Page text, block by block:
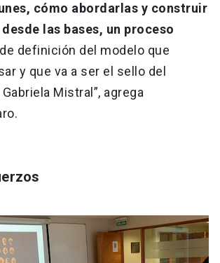
cómo abordarlas y construir
las bases, un proceso
de definición del modelo que
y que va a ser el sello del
Mistral”, agrega